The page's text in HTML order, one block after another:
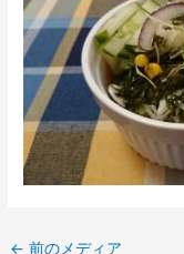
← 前のメディア